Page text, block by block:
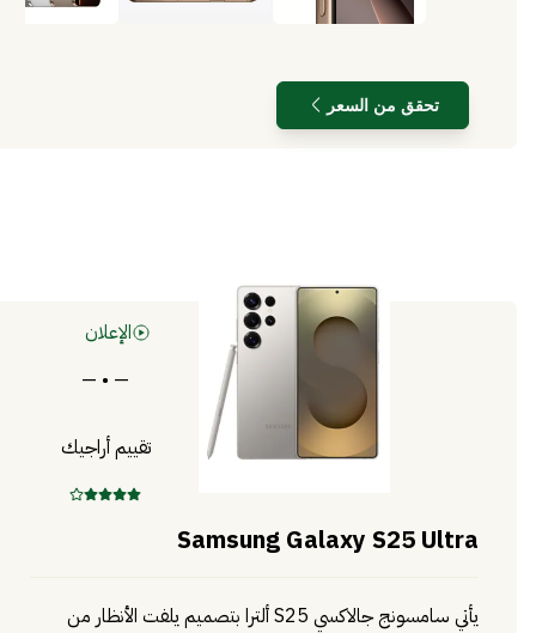
تحقق من السعر
الإعلان
— • —
تقييم أراجيك
Samsung Galaxy S25 Ultra
يأتي سامسونج جالاكسي S25 ألترا بتصميم يلفت الأنظار من